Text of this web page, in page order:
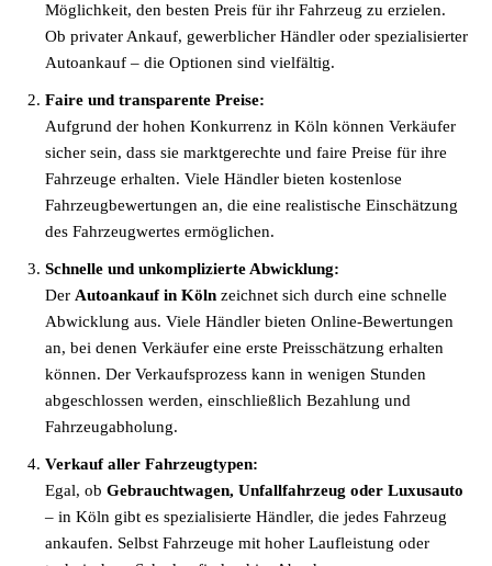
Möglichkeit, den besten Preis für ihr Fahrzeug zu erzielen.
Ob privater Ankauf, gewerblicher Händler oder spezialisierter
Autoankauf – die Optionen sind vielfältig.
Faire und transparente Preise:
Aufgrund der hohen Konkurrenz in Köln können Verkäufer
sicher sein, dass sie marktgerechte und faire Preise für ihre
Fahrzeuge erhalten. Viele Händler bieten kostenlose
Fahrzeugbewertungen an, die eine realistische Einschätzung
des Fahrzeugwertes ermöglichen.
Schnelle und unkomplizierte Abwicklung:
Der Autoankauf in Köln zeichnet sich durch eine schnelle
Abwicklung aus. Viele Händler bieten Online-Bewertungen
an, bei denen Verkäufer eine erste Preisschätzung erhalten
können. Der Verkaufsprozess kann in wenigen Stunden
abgeschlossen werden, einschließlich Bezahlung und
Fahrzeugabholung.
Verkauf aller Fahrzeugtypen:
Egal, ob Gebrauchtwagen, Unfallfahrzeug oder Luxusauto
– in Köln gibt es spezialisierte Händler, die jedes Fahrzeug
ankaufen. Selbst Fahrzeuge mit hoher Laufleistung oder